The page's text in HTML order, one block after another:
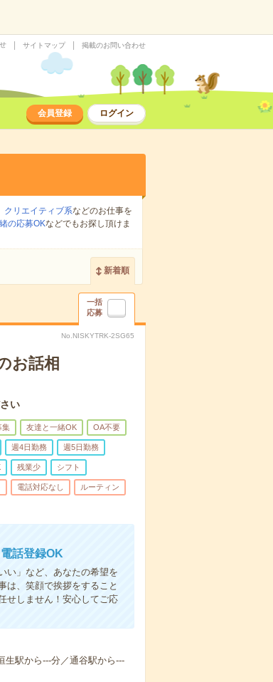
サイトマップ 掲載のお問い合わせ
会員登録 ログイン
クリエイティブ系などのお仕事を
の応募OKなどでもお探し頂けま
新着順
一括
応募
No.NISKYTRK-2SG65
お話相
い
集 友達と一緒OK OA不要
週4日勤務 週5日勤務
残業少 シフト
電話対応なし ルーティン
話登録OK
い」など、あなたの希望を
は、笑顔で挨拶をすること
せしません！安心してご応
生駅から---分／通谷駅から---